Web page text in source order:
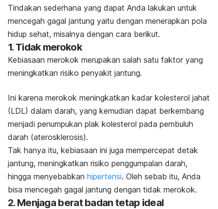
Tindakan sederhana yang dapat Anda lakukan untuk
mencegah gagal jantung yaitu dengan menerapkan pola
hidup sehat, misalnya dengan cara berikut.
1. Tidak merokok
Kebiasaan merokok merupakan salah satu faktor yang
meningkatkan risiko penyakit jantung.
Ini karena merokok meningkatkan kadar kolesterol jahat
(LDL) dalam darah, yang kemudian dapat berkembang
menjadi penumpukan plak kolesterol pada pembuluh
darah (aterosklerosis).
Tak hanya itu, kebiasaan ini juga mempercepat detak
jantung, meningkatkan risiko penggumpalan darah,
hingga menyebabkan hipertensi. Oleh sebab itu, Anda
bisa mencegah gagal jantung dengan tidak merokok.
2. Menjaga berat badan tetap ideal